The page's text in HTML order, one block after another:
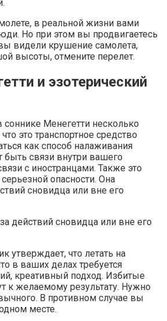
в реальной жизни вами
Но при этом вы продвигаетесь
видели крушение самолета,
высоты, отмените перелет.
и эзотерический
соннике Менегетти несколько
это транспортное средство
как способ налаживания
быть связи внутри вашего
с иностранцами. Также это
опасности. Она
сновидца или вне его
утверждает, что летать на
в ваших делах требуется
креативный подход. Избитые
к желаемому результату. Нужно
В противном случае вы
месте.